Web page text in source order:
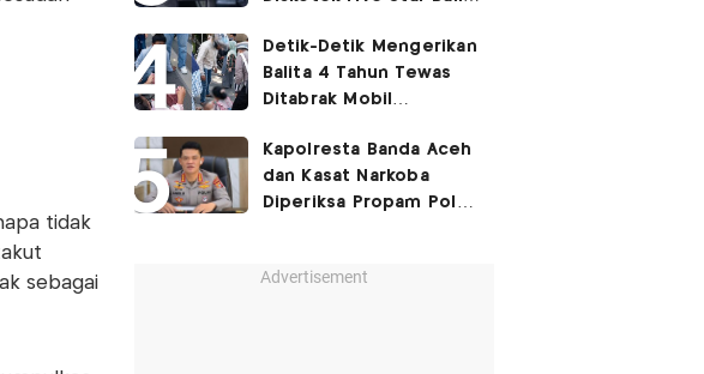
tidak
sebagai
Detik-Detik Mengerikan
Balita 4 Tahun Tewas
Ditabrak Mobil
Kapolresta Banda Aceh
dan Kasat Narkoba
Diperiksa Propam Polri,
Advertisement